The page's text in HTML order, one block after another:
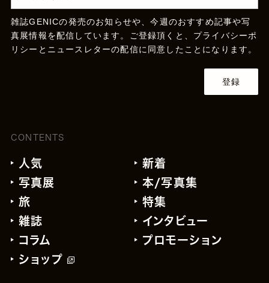
雑誌GENICの発売のお知らせや、今週のおすすめ記事や写
真展情報を配信しています。ご登録頂くと、 プライバシーポ
リシー とニュースレターの配信に同意したことになります。
登録
CONTENTS
人気
新着
写真展
本/写真集
旅
特集
雑誌
インタビュー
コラム
プロモーション
ショップ